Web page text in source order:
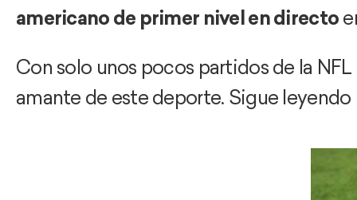
americano de primer nivel en directo
Con solo unos pocos partidos de la
amante de este deporte. Sigue